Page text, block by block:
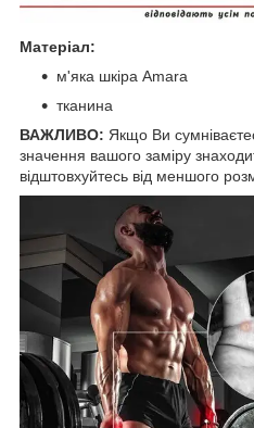
Матеріал:
м'яка шкіра Amara
тканина
ВАЖЛИВО: Якщо Ви
значення вашого заміру
відштовхуйтесь від меншого